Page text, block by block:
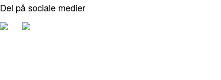
Del på sociale medier